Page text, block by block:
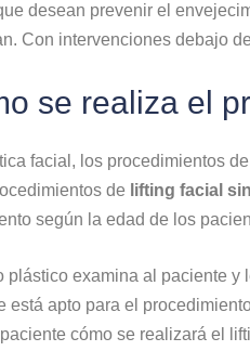
desean prevenir el
Con intervenciones debajo
se realiza el
facial, los procedimientos
de lifting facial
según la edad de los
plástico examina al paciente
está apto para el
cómo se realizará el